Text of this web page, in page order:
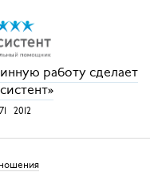
работу сделает
2012